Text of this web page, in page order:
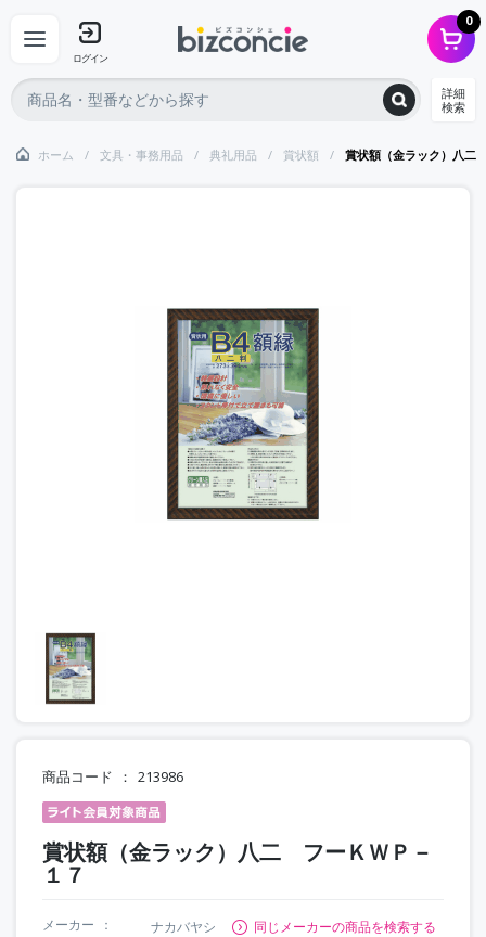
ログイン
0
詳細
検索
ホーム 文具・事務用品 典礼用品 賞状額 賞状額（金ラック）八二
商品コード 213986
賞状額（金ラック）八二 フーＫＷＰ－
１７
メーカー ナカバヤシ
同じメーカーの商品を検索する